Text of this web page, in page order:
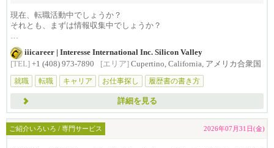
現在、転職活動中でしょうか？
それとも、まずは情報収集中でしょうか？
iiicareerでは、シリコ...
iiicareer | Interesse International Inc. Silicon Valley
[TEL] +1 (408) 973-7890 [エリア] Cupertino, California, アメリカ合衆国
就職
転職 キャリア お仕事探し 履歴書の書き方
詳細を見る
ご紹介いろいろ / 専門サービス 2026年07月31日(金)